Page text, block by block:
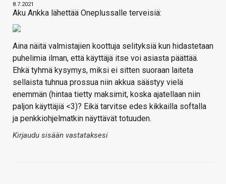
8.7.2021
Aku Ankka lähettää Oneplussalle terveisiä:
Aina näitä valmistajien koottuja selityksiä kun hidastetaan
puhelimia ilman, että käyttäjä itse voi asiasta päättää.
Ehkä tyhmä kysymys, miksi ei sitten suoraan laiteta
sellaista tuhnua prossua niin akkua säästyy vielä
enemmän (hintaa tietty maksimit, koska ajatellaan niin
paljon käyttäjiä <3)? Eikä tarvitse edes kikkailla softalla
ja penkkiohjelmatkin näyttävät totuuden.
Kirjaudu sisään vastataksesi